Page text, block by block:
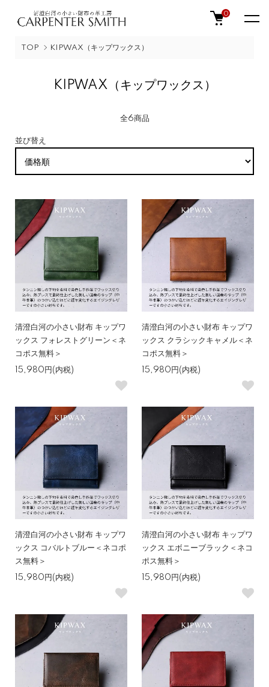
0
TOP KIPWAX（キップワックス）
KIPWAX（キップワックス）
全6商品
並び替え
清澄白河の小さい財布 キップワ
ックス フォレストグリーン＜ネ
コポス無料＞
15,980円(内税)
清澄白河の小さい財布 キップワ
ックス クラシックキャメル＜ネ
コポス無料＞
15,980円(内税)
清澄白河の小さい財布 キップワ
ックス コバルトブルー＜ネコポ
ス無料＞
15,980円(内税)
清澄白河の小さい財布 キップワ
ックス エボニーブラック＜ネコ
ポス無料＞
15,980円(内税)